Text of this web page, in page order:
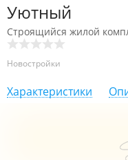
Уютный
Строящийся жилой
Новостройки
Характеристики